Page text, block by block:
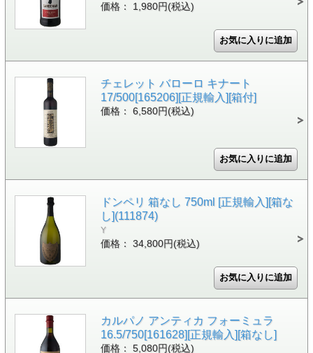
価格： 1,980円(税込)
チェレット バローロ キナート
17/500[165206][正規輸入][箱付]
価格： 6,580円(税込)
ドンペリ 箱なし 750ml [正規輸入][箱な
し](111874)
Y
価格： 34,800円(税込)
カルパノ アンティカ フォーミュラ
16.5/750[161628][正規輸入][箱なし]
価格： 5,080円(税込)